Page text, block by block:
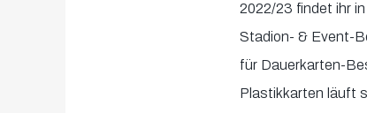
2022/23 findet ihr
Stadion- & Event-
für Dauerkarten-
Plastikkarten läuft